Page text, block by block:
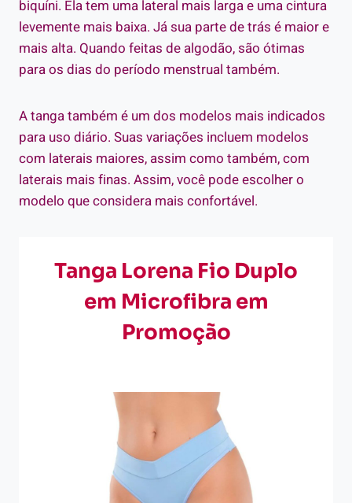
biquíni. Ela tem uma lateral mais larga e uma cintura
levemente mais baixa. Já sua parte de trás é maior e
mais alta. Quando feitas de algodão, são ótimas
para os dias do período menstrual também.
A tanga também é um dos modelos mais indicados
para uso diário. Suas variações incluem modelos
com laterais maiores, assim como também, com
laterais mais finas. Assim, você pode escolher o
modelo que considera mais confortável.
Tanga Lorena Fio Duplo
em Microfibra em
Promoção